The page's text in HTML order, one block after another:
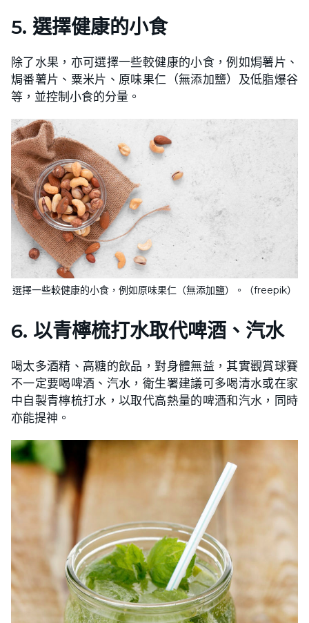
5. 選擇健康的小食
除了水果，亦可選擇一些較健康的小食，例如焗薯片、
焗番薯片、粟米片、原味果仁（無添加鹽）及低脂爆谷
等，並控制小食的分量。
選擇一些較健康的小食，例如原味果仁（無添加鹽）。（freepik）
6. 以青檸梳打水取代啤酒、汽水
喝太多酒精、高糖的飲品，對身體無益，其實觀賞球賽
不一定要喝啤酒、汽水，衛生署建議可多喝清水或在家
中自製青檸梳打水，以取代高熱量的啤酒和汽水，同時
亦能提神。